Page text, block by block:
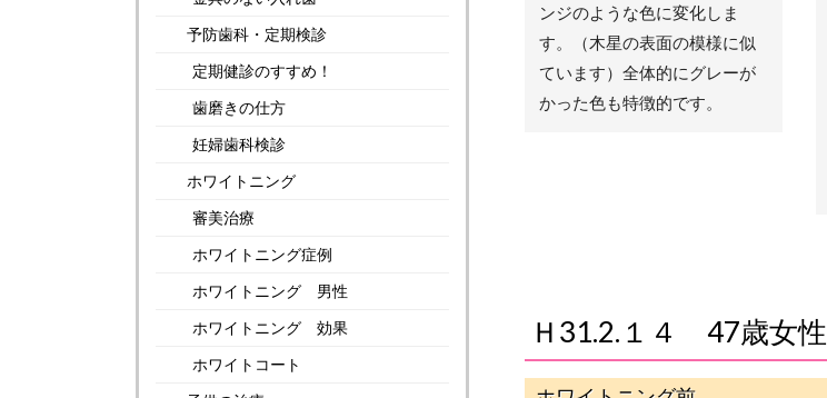
ンジのような色に変化しま
す。（木星の表面の模様に似
ています）全体的にグレーが
かった色も特徴的です。
Ｈ31.2.１４ 47歳女性
予防歯科・定期検診
定期健診のすすめ！
歯磨きの仕方
妊婦歯科検診
ホワイトニング
審美治療
ホワイトニング症例
ホワイトニング 男性
ホワイトニング 効果
ホワイトコート